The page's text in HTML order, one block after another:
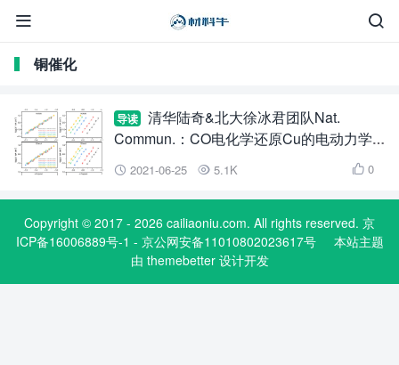


铜催化
导读
清华陆奇&北大徐冰君团队Nat.
Commun.：CO电化学还原Cu的电动力学
和原位光谱研究
 2021-06-25  5.1K  0
Copyright © 2017 - 2026 cailiaoniu.com. All rights reserved. 京
ICP备16006889号-1 - 京公网安备11010802023617号
本站主题
由 themebetter设计开发